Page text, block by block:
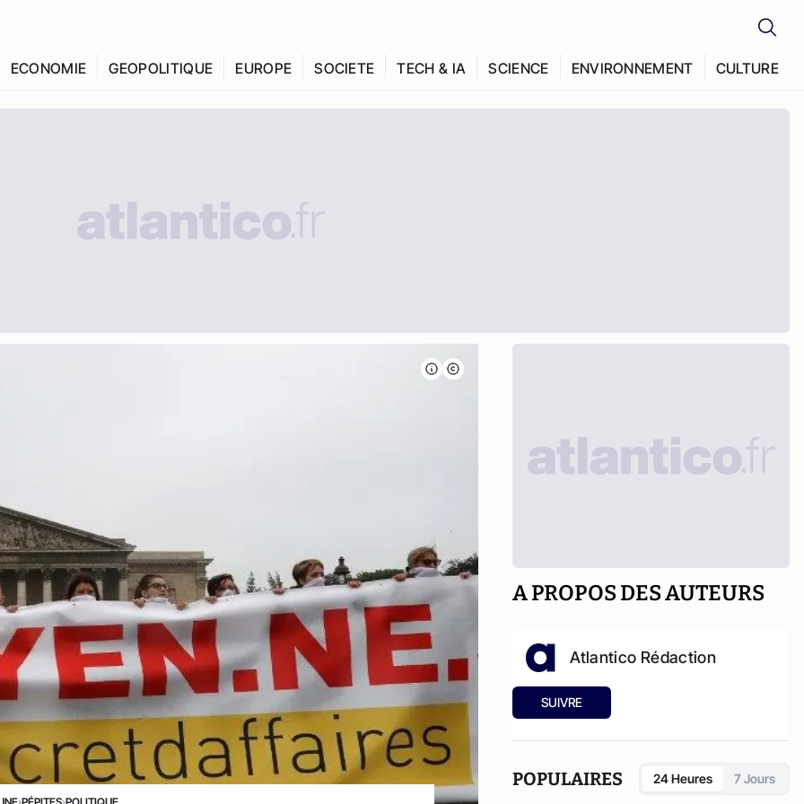
ECONOMIE GEOPOLITIQUE EUROPE SOCIETE TECH & IA SCIENCE ENVIRONNEMENT CULTURE
A PROPOS DES AUTEURS
Atlantico Rédaction
SUIVRE
POPULAIRES 24 Heures 7 Jours